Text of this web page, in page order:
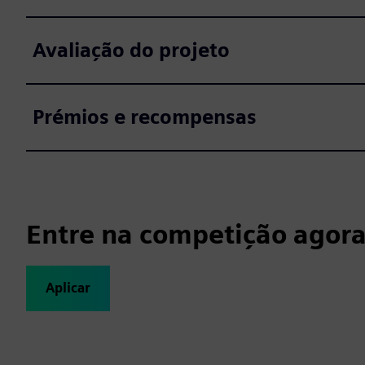
Avaliação do projeto
Prémios e recompensas
Entre na competição
Aplicar